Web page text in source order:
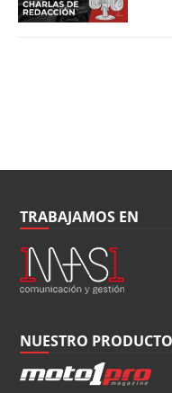
TRABAJAMOS EN
NUESTRO